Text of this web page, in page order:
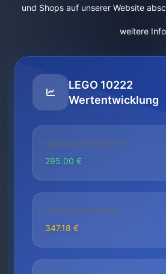
und Shops auf unserer Website
weitere
LEGO 10222
Wertentwicklung
NIEDRIGSTER PREIS
295.00 €
AKTUELLER PREIS
347.18 €